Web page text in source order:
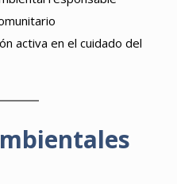
activa en el cuidado del